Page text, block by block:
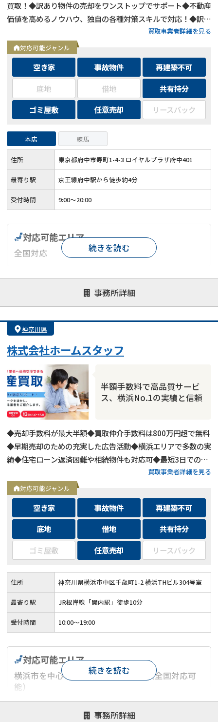
買取！◆訳あり物件の売却をワンストップでサポート◆不動産
価値を高めるノウハウ、独自の各種対策スキルで対応！◆訳あ
買取事業者詳細を見る
対応可能ジャンル
空き家 事故物件
再建築不可
底地
借地
共有持分
ゴミ屋敷
任意売却 リースバック
本店 練馬
住所 東京都府中市寿町1-4-3 ロイヤルプラザ府中401
最寄り駅 京王線府中駅から徒歩約4分
受付時間 9:00～20:00
事務所詳細
対応可能エリア
全国対応
対応が親身 オンライン面談可能
レスポンスが早い
1億円以上の買取可
続きを読む
神奈川県
株式会社ホームスタッフ
半額手数料で高品質サービ
ス、横浜No.1の実績と信頼
◆売却手数料が最大半額◆買取仲介手数料は800万円超で無料
◆早期売却のための充実した広告活動◆横浜エリアで多数の実
績◆住宅ローン返済困難や相続物件も対応可◆最短3日での売
却も可能◆プロフェッショナルによる徹底サポート買取事業者詳細を見る
対応可能ジャンル
空き家 事故物件
再建築不可
底地
借地
共有持分
ゴミ屋敷
任意売却 リースバック
住所 神奈川県横浜市中区千歳町1-2 横浜THビル304号室
最寄り駅 JR根岸線「関内駅」徒歩10分
受付時間 10:00～19:00
事務所詳細
対応可能エリア
横浜市を中心とした神奈川県エリア（全国対応可
能）
オンライン面談可能
続きを読む